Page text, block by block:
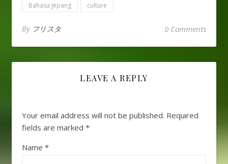
Bahasa Jepang culture
By フリスタ 0 Comments
LEAVE A REPLY
Your email address will not be published. Required
fields are marked *
Name *